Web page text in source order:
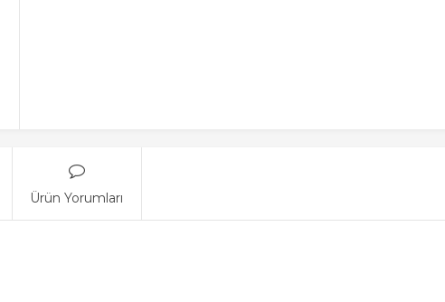
Ürün Yorumları